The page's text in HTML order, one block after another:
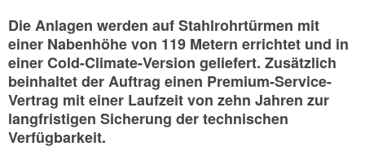
Die Anlagen werden auf Stahlrohrtürmen mit
einer Nabenhöhe von 119 Metern errichtet und in
einer Cold-Climate-Version geliefert. Zusätzlich
beinhaltet der Auftrag einen Premium-Service-
Vertrag mit einer Laufzeit von zehn Jahren zur
langfristigen Sicherung der technischen
Verfügbarkeit.